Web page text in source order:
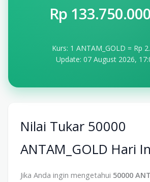
Rp
Kurs: 1 ANTAM_GOLD = Rp
Update: 07 August 2026,
Nilai Tukar 50000
ANTAM_GOLD Hari
Jika Anda ingin mengetahui 50000